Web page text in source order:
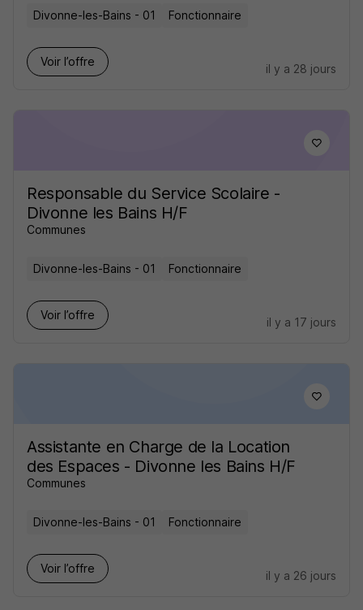
Divonne-les-Bains - 01 Fonctionnaire
Voir l’offre
il y a 28 jours
Responsable du Service Scolaire -
Divonne les Bains H/F
Communes
Divonne-les-Bains - 01 Fonctionnaire
Voir l’offre
il y a 17 jours
Assistante en Charge de la Location
des Espaces - Divonne les Bains H/F
Communes
Divonne-les-Bains - 01 Fonctionnaire
Voir l’offre
il y a 26 jours